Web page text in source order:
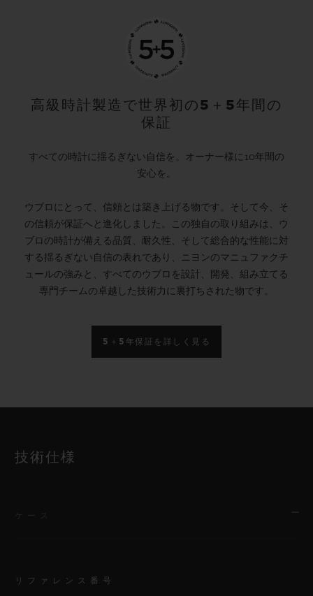
高級時計製造で世界初の5＋5年間の
保証
すべての時計に揺るぎない自信を。オーナー様に10年間の
安心を。
ウブロにとって、信頼とは築き上げる物です。そして今、そ
の信頼が保証へと進化しました。この独自の取り組みは、ウ
ブロの時計が備える品質、耐久性、そして総合的な性能に対
する揺るぎない自信の表れであり、ニヨンのマニュファクチ
ュールの強みと、すべてのウブロを設計、開発、組み立てる
専門チームの卓越した技術力に裏打ちされた物です。
5＋5年保証を詳しく見る
技術仕様
リファレンス番号